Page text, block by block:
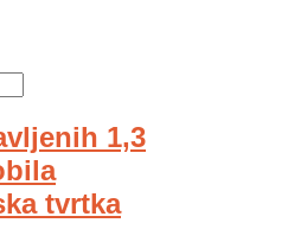
1,3
tvrtka